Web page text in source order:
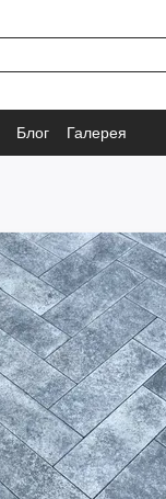
Блог Галерея